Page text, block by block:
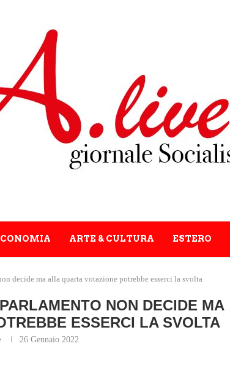
ARTE & CULTURA ESTERO
decide ma alla quarta votazione potrebbe esserci la svolta
NON DECIDE MA
ESSERCI LA SVOLTA
26 Gennaio 2022